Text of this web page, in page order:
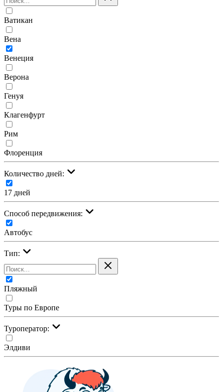
Ватикан
Вена
Венеция
Верона
Генуя
Клагенфурт
Рим
Флоренция
Количество дней:
17 дней
Cпособ передвижения:
Автобус
Тип:
Пляжный
Туры по Европе
Туроператор:
Элдиви